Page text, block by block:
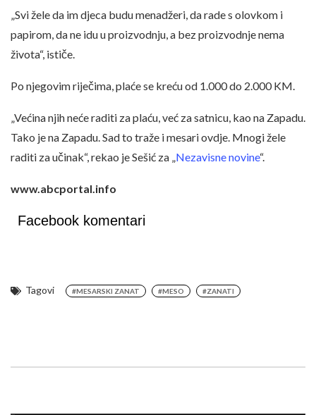
„Svi žele da im djeca budu menadžeri, da rade s olovkom i
papirom, da ne idu u proizvodnju, a bez proizvodnje nema
života“, ističe.
Po njegovim riječima, plaće se kreću od 1.000 do 2.000 KM.
„Većina njih neće raditi za plaću, već za satnicu, kao na Zapadu.
Tako je na Zapadu. Sad to traže i mesari ovdje. Mnogi žele
raditi za učinak“, rekao je Sešić za „Nezavisne novine“.
www.abcportal.info
Facebook komentari
Tagovi #MESARSKI ZANAT #MESO #ZANATI